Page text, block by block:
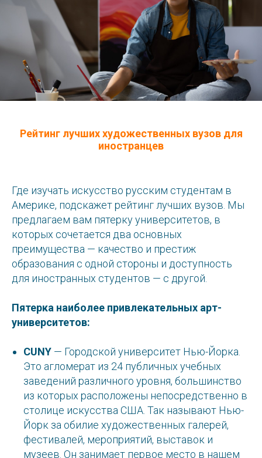
Рейтинг лучших художественных вузов для
иностранцев
Где изучать искусство русским студентам в
Америке, подскажет рейтинг лучших вузов. Мы
предлагаем вам пятерку университетов, в
которых сочетается два основных
преимущества — качество и престиж
образования с одной стороны и доступность
для иностранных студентов — с другой.
Пятерка наиболее привлекательных арт-
университетов:
CUNY — Городской университет Нью-Йорка.
Это агломерат из 24 публичных учебных
заведений различного уровня, большинство
из которых расположены непосредственно в
столице искусства США. Так называют Нью-
Йорк за обилие художественных галерей,
фестивалей, мероприятий, выставок и
музеев. Он занимает первое место в нашем